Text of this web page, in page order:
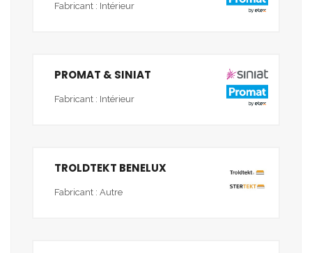
Fabricant : Intérieur
PROMAT & SINIAT
Fabricant : Intérieur
TROLDTEKT BENELUX
Fabricant : Autre